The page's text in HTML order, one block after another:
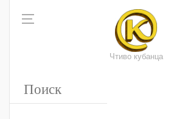
Чтиво кубанца